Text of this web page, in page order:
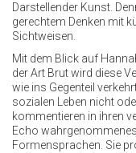
Darstellender Kunst.
gerechtem Denken mit
Sichtweisen.
Mit dem Blick auf
der Art Brut wird diese
wie ins Gegenteil
sozialen Leben nicht
kommentieren in ihren
Echo
Formensprachen. Sie